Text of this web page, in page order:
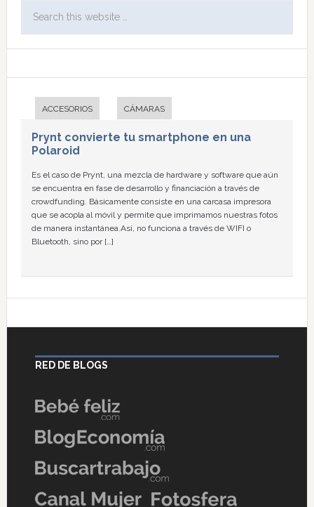
ACCESORIOS CÁMARAS
Prynt convierte tu smartphone en una
Polaroid
Es el caso de Prynt, una mezcla de hardware y software que aún
se encuentra en fase de desarrollo y financiación a través de
crowdfunding. Básicamente consiste en una carcasa impresora
que se acopla al móvil y permite que imprimamos nuestras fotos
de manera instantánea.Así, no funciona a través de WIFI o
Bluetooth, sino por […]
RED DE BLOGS